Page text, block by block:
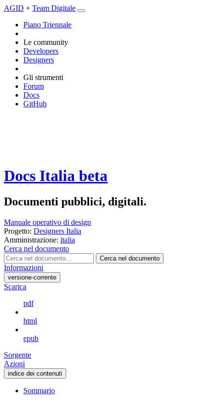
AGID + Team Digitale
Piano Triennale
Le community
Developers
Designers
Gli strumenti
Forum
Docs
GitHub
Docs Italia beta
Documenti pubblici, digitali.
Manuale operativo di design
Progetto: Designers Italia
Amministrazione: italia
Cerca nel documento
Cerca nel documento
Informazioni
versione-corrente
Scarica
pdf
html
epub
Sorgente
Azioni
indice dei contenuti
Sommario